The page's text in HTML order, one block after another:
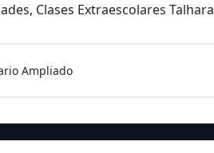
Clases Extraescolares Talhara
Ampliado